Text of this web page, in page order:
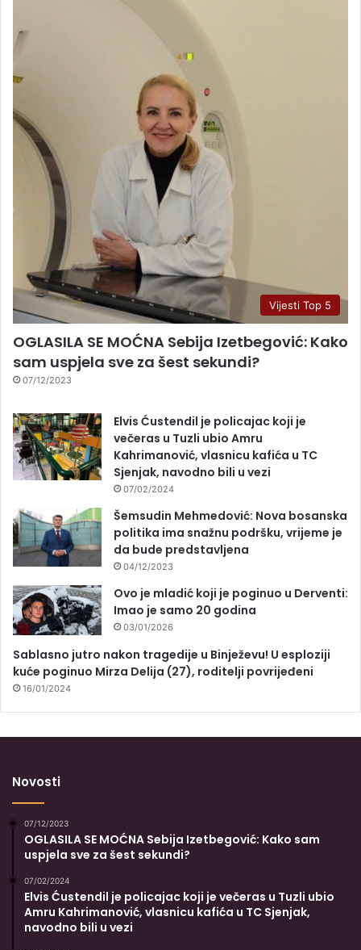
Vijesti Top 5
OGLASILA SE MOĆNA Sebija Izetbegović: Kako
sam uspjela sve za šest sekundi?
07/12/2023
Elvis Ćustendil je policajac koji je
večeras u Tuzli ubio Amru
Kahrimanović, vlasnicu kafića u TC
Sjenjak, navodno bili u vezi
07/02/2024
Šemsudin Mehmedović: Nova bosanska
politika ima snažnu podršku, vrijeme je
da bude predstavljena
04/12/2023
Ovo je mladić koji je poginuo u Derventi:
Imao je samo 20 godina
03/01/2026
Sablasno jutro nakon tragedije u Binježevu! U esploziji
kuće poginuo Mirza Delija (27), roditelji povrijeđeni
16/01/2024
Novosti
07/12/2023
OGLASILA SE MOĆNA Sebija Izetbegović: Kako sam
uspjela sve za šest sekundi?
07/02/2024
Elvis Ćustendil je policajac koji je večeras u Tuzli ubio
Amru Kahrimanović, vlasnicu kafića u TC Sjenjak,
navodno bili u vezi